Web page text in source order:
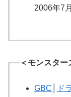
2006年7
＜モンスター
GBC ド